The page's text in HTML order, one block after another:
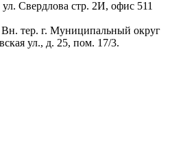
Свердлова стр. 2И, офис 511
тер. г. Муниципальный округ
ул., д. 25, пом. 17/3.